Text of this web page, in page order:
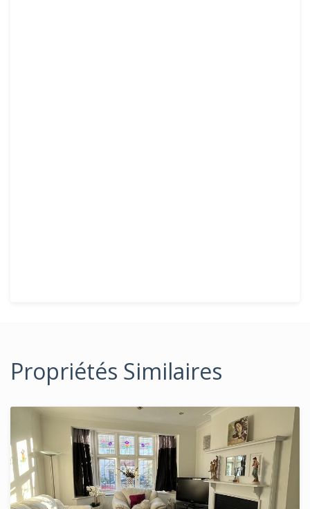
Propriétés Similaires